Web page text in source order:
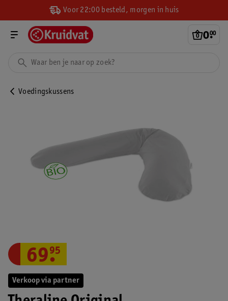
Voor 22:00 besteld, morgen in huis
0.
00
Voedingskussens
Verkoop via partner
69.
95